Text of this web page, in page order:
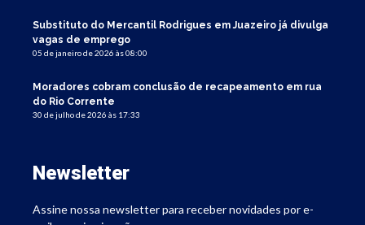
Substituto do Mercantil Rodrigues em Juazeiro já divulga
vagas de emprego
05 de janeiro de 2026 às 08:00
Moradores cobram conclusão de recapeamento em rua
do Rio Corrente
30 de julho de 2026 às 17:33
Newsletter
Assine nossa newsletter para receber novidades por e-